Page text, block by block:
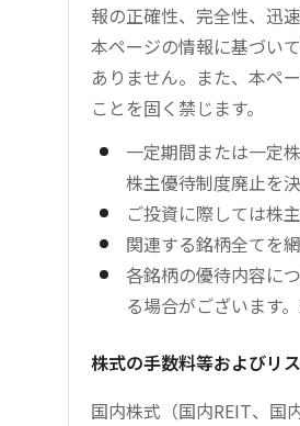
報の正確性、完全性、迅
本ページの情報に基づい
ありません。また、本ペ
ことを固く禁じます。
一定期間または一定
株主優待制度廃止を
ご投資に際しては株
関連する銘柄全てを
各銘柄の優待内容に
る場合がございます
株式の手数料等およびリ
国内株式（国内REIT、国